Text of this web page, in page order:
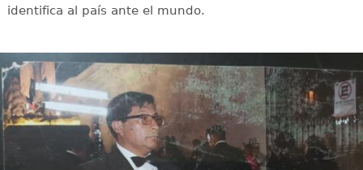
identifica al país ante el mundo.